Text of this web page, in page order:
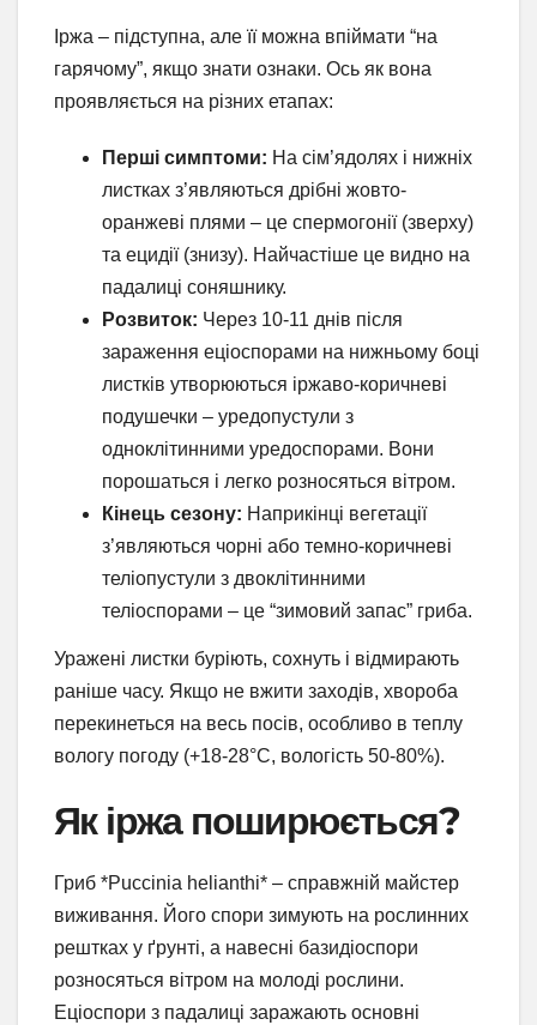
Іржа – підступна, але її можна впіймати “на
гарячому”, якщо знати ознаки. Ось як вона
проявляється на різних етапах:
Перші симптоми: На сім’ядолях і нижніх
листках з’являються дрібні жовто-
оранжеві плями – це спермогонії (зверху)
та ецидії (знизу). Найчастіше це видно на
падалиці соняшнику.
Розвиток: Через 10-11 днів після
зараження еціоспорами на нижньому боці
листків утворюються іржаво-коричневі
подушечки – уредопустули з
одноклітинними уредоспорами. Вони
порошаться і легко розносяться вітром.
Кінець сезону: Наприкінці вегетації
з’являються чорні або темно-коричневі
теліопустули з двоклітинними
теліоспорами – це “зимовий запас” гриба.
Уражені листки буріють, сохнуть і відмирають
раніше часу. Якщо не вжити заходів, хвороба
перекинеться на весь посів, особливо в теплу
вологу погоду (+18-28°C, вологість 50-80%).
Як іржа поширюється?
Гриб *Puccinia helianthi* – справжній майстер
виживання. Його спори зимують на рослинних
рештках у ґрунті, а навесні базидіоспори
розносяться вітром на молоді рослини.
Еціоспори з падалиці заражають основні